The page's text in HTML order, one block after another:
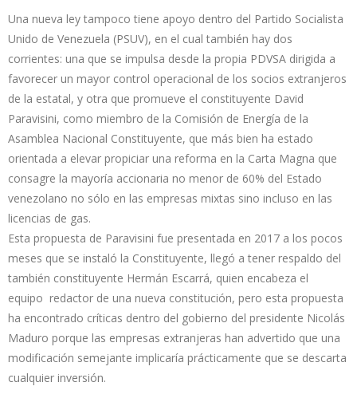
Una nueva ley tampoco tiene apoyo dentro del Partido Socialista
Unido de Venezuela (PSUV), en el cual también hay dos
corrientes: una que se impulsa desde la propia PDVSA dirigida a
favorecer un mayor control operacional de los socios extranjeros
de la estatal, y otra que promueve el constituyente David
Paravisini, como miembro de la Comisión de Energía de la
Asamblea Nacional Constituyente, que más bien ha estado
orientada a elevar propiciar una reforma en la Carta Magna que
consagre la mayoría accionaria no menor de 60% del Estado
venezolano no sólo en las empresas mixtas sino incluso en las
licencias de gas.
Esta propuesta de Paravisini fue presentada en 2017 a los pocos
meses que se instaló la Constituyente, llegó a tener respaldo del
también constituyente Hermán Escarrá, quien encabeza el
equipo redactor de una nueva constitución, pero esta propuesta
ha encontrado críticas dentro del gobierno del presidente Nicolás
Maduro porque las empresas extranjeras han advertido que una
modificación semejante implicaría prácticamente que se descarta
cualquier inversión.